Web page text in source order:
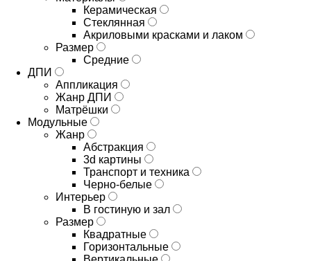
Керамическая
Стеклянная
Акриловыми красками и лаком
Размер
Средние
ДПИ
Аппликация
Жанр ДПИ
Матрёшки
Модульные
Жанр
Абстракция
3d картины
Транспорт и техника
Черно-белые
Интерьер
В гостиную и зал
Размер
Квадратные
Горизонтальные